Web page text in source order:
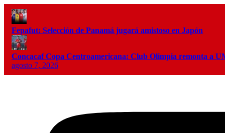
Fepafut: Selección de Panamá jugará amistoso en Japón
Concacaf Copa Centroamericana: Club Olimpia remonta a
agosto 7, 2026